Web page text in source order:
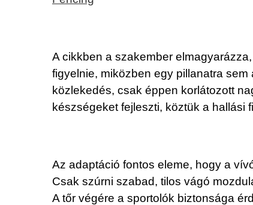
A cikkben a szakember
figyelnie, miközben egy pillanatra
közlekedés, csak éppen korlátozott
készségeket fejleszti, köztük a hallási
Az adaptáció fontos eleme, hogy a
Csak szúrni szabad, tilos vágó
A tőr végére a sportolók biztonsága